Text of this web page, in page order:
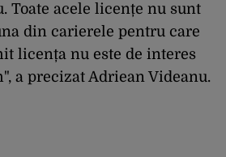
Toate acele licențe nu sunt
din carierele pentru care
licența nu este de interes
a precizat Adriean Videanu.